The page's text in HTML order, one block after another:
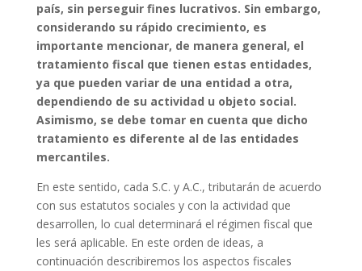
país, sin perseguir fines lucrativos. Sin embargo,
considerando su rápido crecimiento, es
importante mencionar, de manera general, el
tratamiento fiscal que tienen estas entidades,
ya que pueden variar de una entidad a otra,
dependiendo de su actividad u objeto social.
Asimismo, se debe tomar en cuenta que dicho
tratamiento es diferente al de las entidades
mercantiles.
En este sentido, cada S.C. y A.C., tributarán de acuerdo
con sus estatutos sociales y con la actividad que
desarrollen, lo cual determinará el régimen fiscal que
les será aplicable. En este orden de ideas, a
continuación describiremos los aspectos fiscales